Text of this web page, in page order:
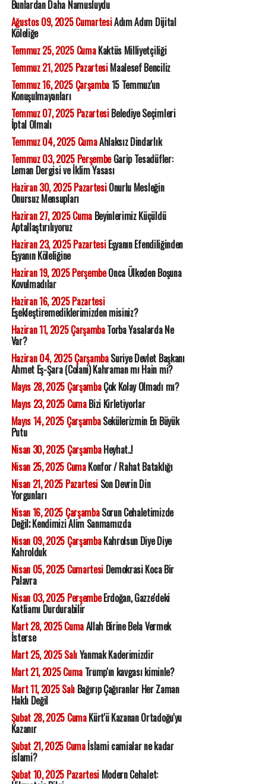
Bunlardan Daha Namusluydu
Ağustos 09, 2025 CumartesiAdım Adım Dijital
Köleliğe
Temmuz 25, 2025 CumaKaktüs Milliyetçiliği
Temmuz 21, 2025 PazartesiMaalesef Benciliz
Temmuz 16, 2025 Çarşamba15 Temmuz'un
Konuşulmayanları
Temmuz 07, 2025 PazartesiBelediye Seçimleri
İptal Olmalı
Temmuz 04, 2025 CumaAhlaksız Dindarlık
Temmuz 03, 2025 PerşembeGarip Tesadüfler:
Leman Dergisi ve İklim Yasası
Haziran 30, 2025 PazartesiOnurlu Mesleğin
Onursuz Mensupları
Haziran 27, 2025 CumaBeyinlerimiz Küçüldü
Aptallaştırılıyoruz
Haziran 23, 2025 PazartesiEşyanın Efendiliğinden
Eşyanın Köleliğine
Haziran 19, 2025 PerşembeOnca Ülkeden Boşuna
Kovulmadılar
Haziran 16, 2025 Pazartesi
Eşekleştiremediklerimizden misiniz?
Haziran 11, 2025 ÇarşambaTorba Yasalarda Ne
Var?
Haziran 04, 2025 ÇarşambaSuriye Devlet Başkanı
Ahmet Eş-Şara (Colani) Kahraman mı Hain mi?
Mayıs 28, 2025 ÇarşambaÇok Kolay Olmadı mı?
Mayıs 23, 2025 CumaBizi Kirletiyorlar
Mayıs 14, 2025 ÇarşambaSekülerizmin En Büyük
Putu
Nisan 30, 2025 ÇarşambaHeyhat..!
Nisan 25, 2025 CumaKonfor / Rahat Bataklığı
Nisan 21, 2025 PazartesiSon Devrin Din
Yorgunları
Nisan 16, 2025 ÇarşambaSorun Cehaletimizde
Değil; Kendimizi Alim Sanmamızda
Nisan 09, 2025 ÇarşambaKahrolsun Diye Diye
Kahrolduk
Nisan 05, 2025 CumartesiDemokrasi Koca Bir
Palavra
Nisan 03, 2025 PerşembeErdoğan, Gazze'deki
Katliamı Durdurabilir
Mart 28, 2025 CumaAllah Birine Bela Vermek
İsterse
Mart 25, 2025 SalıYanmak Kaderimizdir
Mart 21, 2025 CumaTrump'ın kavgası kiminle?
Mart 11, 2025 SalıBağırıp Çağıranlar Her Zaman
Haklı Değil
Şubat 28, 2025 CumaKürt'ü Kazanan Ortadoğu'yu
Kazanır
Şubat 21, 2025 Cumaİslami camialar ne kadar
islami?
Şubat 10, 2025 PazartesiModern Cehalet: